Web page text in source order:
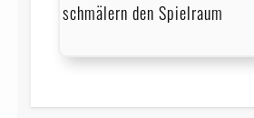
schmälern den Spielraum